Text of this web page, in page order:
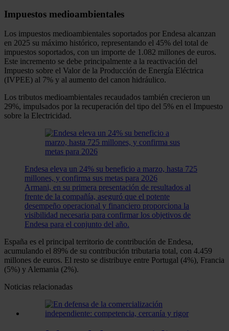
Impuestos medioambientales
Los impuestos medioambientales soportados por Endesa alcanzan
en 2025 su máximo histórico, representando el 45% del total de
impuestos soportados, con un importe de 1.082 millones de euros.
Este incremento se debe principalmente a la reactivación del
Impuesto sobre el Valor de la Producción de Energía Eléctrica
(IVPEE) al 7% y al aumento del canon hidráulico.
Los tributos medioambientales recaudados también crecieron un
29%, impulsados por la recuperación del tipo del 5% en el Impuesto
sobre la Electricidad.
Endesa eleva un 24% su beneficio a marzo, hasta 725
millones, y confirma sus metas para 2026
Armani, en su primera presentación de resultados al
frente de la compañía, aseguró que el potente
desempeño operacional y financiero proporciona la
visibilidad necesaria para confirmar los objetivos de
Endesa para el conjunto del año.
España es el principal territorio de contribución de Endesa,
acumulando el 89% de su contribución tributaria total, con 4.459
millones de euros. El resto se distribuye entre Portugal (4%), Francia
(5%) y Alemania (2%).
Noticias relacionadas